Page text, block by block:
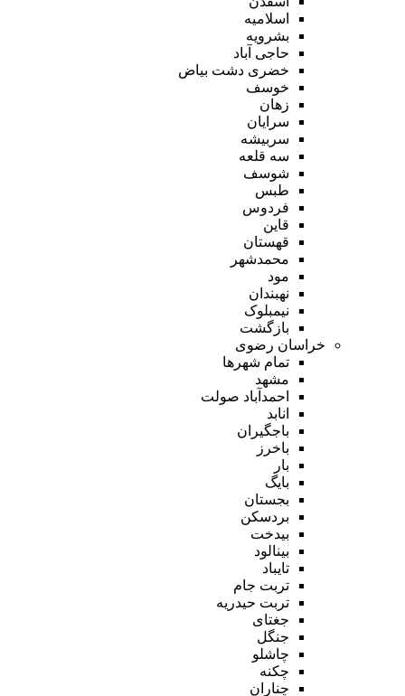
اسلامیه
بشرویه
حاجی آباد
خضری دشت بیاض
خوسف
زهان
سرایان
سربیشه
سه قلعه
شوسف
طبس
فردوس
قاین
قهستان
محمدشهر
مود
نهبندان
نیمبلوک
بازگشت
خراسان رضوی
تمام شهر‌ها
مشهد
احمدآباد صولت
انابد
باجگیران
باخرز
بار
بایگ
بجستان
بردسکن
بیدخت
بینالود
تایباد
تربت جام
تربت حیدریه
جغتای
جنگل
چاشلو
چکنه
چناران